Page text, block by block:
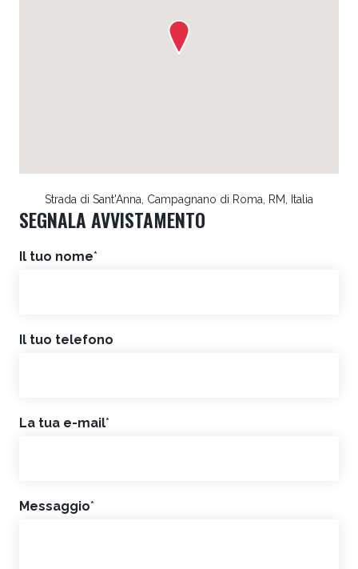
Strada di Sant'Anna, Campagnano di Roma, RM, Italia
SEGNALA AVVISTAMENTO
Il tuo nome*
Il tuo telefono
La tua e-mail*
Messaggio*